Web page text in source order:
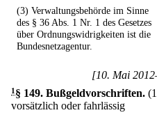
(3) Verwaltungsbehörde im Sinne
des § 36 Abs. 1 Nr. 1 des Gesetzes
über Ordnungswidrigkeiten ist die
Bundesnetzagentur.
[10. Mai
1§ 149. Bußgeldvorschriften.
vorsätzlich oder fahrlässig